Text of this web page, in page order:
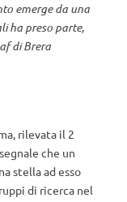
emerge da una
ha preso parte,
di Brera
rilevata il 2
che un
stella ad esso
di ricerca nel